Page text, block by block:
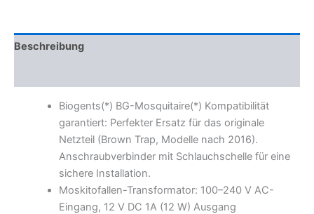
Mosquitaire(*)
–
Beschreibung
Biogents(*) BG-Mosquitaire(*) Kompatibilität
garantiert: Perfekter Ersatz für das originale
Netzteil (Brown Trap, Modelle nach 2016).
Anschraubverbinder mit Schlauchschelle für eine
sichere Installation.
Moskitofallen-Transformator: 100–240 V AC-
Eingang, 12 V DC 1A (12 W) Ausgang